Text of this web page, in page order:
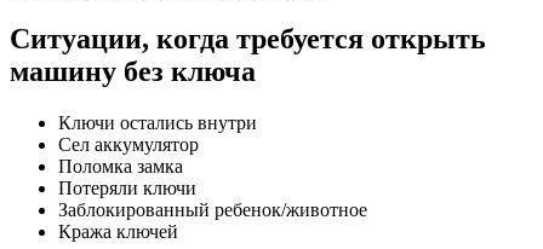
Ситуации, когда требуется открыть
машину без ключа
Ключи остались внутри
Сел аккумулятор
Поломка замка
Потеряли ключи
Заблокированный ребенок/животное
Кража ключей